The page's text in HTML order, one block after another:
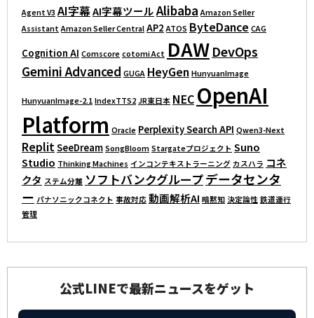
Agent V3 AI字幕AI字幕ツールAlibaba Amazon Seller
Assistant Amazon Seller Central AP2 ATOS ByteDance CAG
Cognition AI Comscore cotomi Act DAWDevOps
Gemini Advanced GUGA HeyGen HunyuanImage
HunyuanImage-2.1 IndexTTS2 JR東日本 NEC OpenAI
Platform Oracle Perplexity Search API Qwen3-Next
Replit SeeDream SongBloom Stargateプロジェクト Suno
Studio Thinking Machines インコンテキストラーニング カスハラ コネ
クタ ステム分離 ソフトバンクグループデータセンタ
ー パナソニックコネクト 事故対応 動画解析AI 暗黙知 決定論性 鉄道運行
管理
公式LINEで最新ニュースをゲット